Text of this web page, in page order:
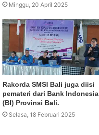
Minggu, 20 April 2025
Rakorda SMSI Bali juga diisi
pemateri dari Bank Indonesia
(BI) Provinsi Bali.
Selasa, 18 Februari 2025